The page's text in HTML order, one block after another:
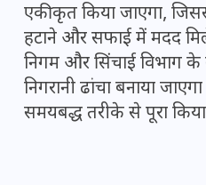
एकीकृत किया जाएगा,
हटाने और सफाई में मदद
निगम और सिंचाई विभाग
निगरानी ढांचा बनाया
समयबद्ध तरीके से पूरा